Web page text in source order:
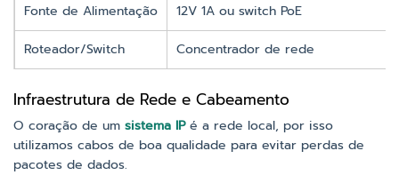
Fonte de Alimentação 12V 1A ou switch PoE
Roteador/Switch Concentrador de rede
Infraestrutura de Rede e Cabeamento
O coração de um sistema IPé a rede local, por isso
utilizamos cabos de boa qualidade para evitar perdas de
pacotes de dados.